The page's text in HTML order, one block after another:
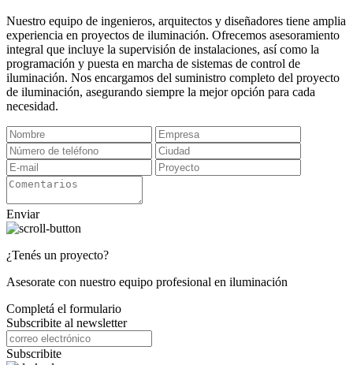
Nuestro equipo de ingenieros, arquitectos y diseñadores tiene amplia
experiencia en proyectos de iluminación. Ofrecemos asesoramiento
integral que incluye la supervisión de instalaciones, así como la
programación y puesta en marcha de sistemas de control de
iluminación. Nos encargamos del suministro completo del proyecto
de iluminación, asegurando siempre la mejor opción para cada
necesidad.
Enviar
¿Tenés un proyecto?
Asesorate con nuestro equipo profesional en iluminación
Completá el formulario
Subscribite al newsletter
Subscribite